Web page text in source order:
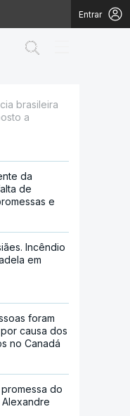
Entrar
brasileira
a
da
de
e
Incêndio
em
foram
causa dos
no Canadá
do
Alexandre